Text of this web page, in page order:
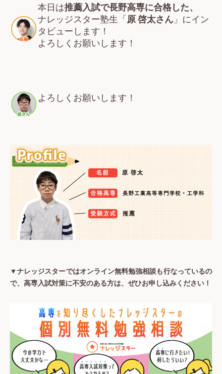
本日は推薦入試で長野高専に合格した、
ナレッジスター塾生「原 啓太さん」にイン
タビューします！
よろしくお願いします！
よろしくお願いします！
▼ナレッジスターではオンライン無料勉強相談も行なっているの
で、高専入試対策に不安のある方は、ぜひお申し込みください！